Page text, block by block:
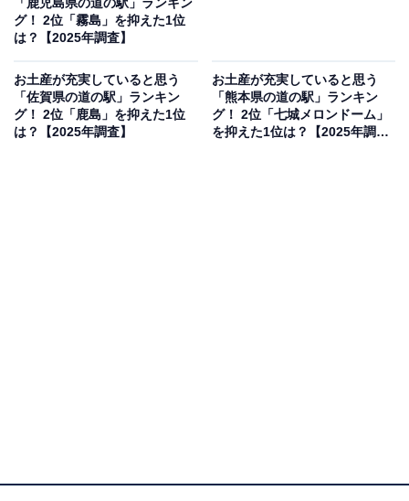
椿油、一夜干しなど食べ物のお土産に事欠きません」
（40代女性／広島県）、「鮮魚の一夜干しなどの多彩な
をはじめ、上五島市の島々からの逸品が多数用意されて
いるから」（40代男性／神奈川県）といった声が集まり
ました。
グ！ 2位「霧島」を抑えた1位
は？【2025年調査】
お土産が充実していると思う
「佐賀県の道の駅」ランキン
グ！ 2位「鹿島」を抑えた1位
は？【2025年調査】
お土産が充実していると思う
「熊本県の道の駅」ランキン
グ！ 2位「七城メロンドーム」
を抑えた1位は？【2025年調